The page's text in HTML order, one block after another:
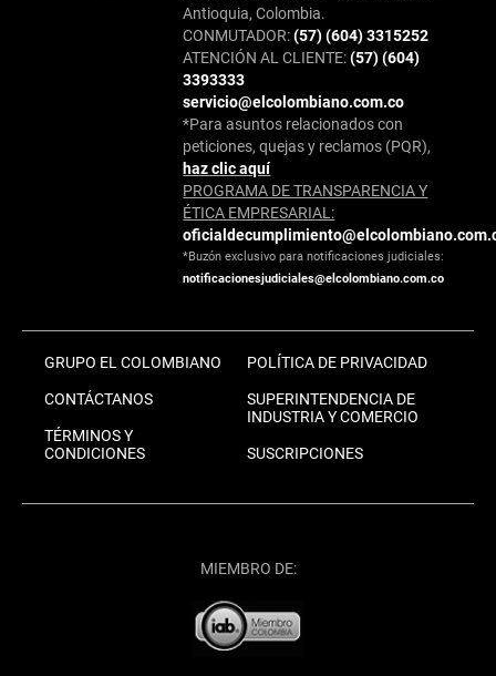
Antioquia, Colombia.
CONMUTADOR:(57) (604) 3315252
ATENCIÓN AL CLIENTE:(57) (604)
3393333
servicio@elcolombiano.com.co
*Para asuntos relacionados con
peticiones, quejas y reclamos (PQR),
haz clic aquí
PROGRAMA DE TRANSPARENCIA Y
ÉTICA EMPRESARIAL:
*Buzón exclusivo para notificaciones judiciales:
notificacionesjudiciales@elcolombiano.com.co
GRUPO EL COLOMBIANO
CONTÁCTANOS
TÉRMINOS Y
CONDICIONES
POLÍTICA DE PRIVACIDAD
SUPERINTENDENCIA DE
INDUSTRIA Y COMERCIO
SUSCRIPCIONES
MIEMBRO DE: